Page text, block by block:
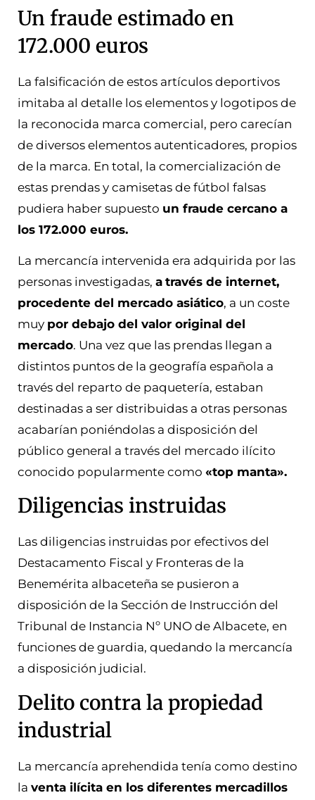
Un fraude estimado en
172.000 euros
La falsificación de estos artículos deportivos
imitaba al detalle los elementos y logotipos de
la reconocida marca comercial, pero carecían
de diversos elementos autenticadores, propios
de la marca. En total, la comercialización de
estas prendas y camisetas de fútbol falsas
pudiera haber supuesto un fraude cercano a
los 172.000 euros.
La mercancía intervenida era adquirida por las
personas investigadas, a través de internet,
procedente del mercado asiático, a un coste
muy por debajo del valor original del
mercado. Una vez que las prendas llegan a
distintos puntos de la geografía española a
través del reparto de paquetería, estaban
destinadas a ser distribuidas a otras personas
acabarían poniéndolas a disposición del
público general a través del mercado ilícito
conocido popularmente como «top manta».
Diligencias instruidas
Las diligencias instruidas por efectivos del
Destacamento Fiscal y Fronteras de la
Benemérita albaceteña se pusieron a
disposición de la Sección de Instrucción del
Tribunal de Instancia Nº UNO de Albacete, en
funciones de guardia, quedando la mercancía
a disposición judicial.
Delito contra la propiedad
industrial
La mercancía aprehendida tenía como destino
la venta ilícita en los diferentes mercadillos